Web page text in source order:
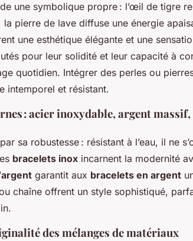
une symbolique propre : l’œil de tigre
pierre de lave diffuse une énergie
une esthétique élégante et une
pour leur solidité et leur capacité à
quotidien. Intégrer des perles ou
intemporel et résistant.
: acier inoxydable, argent
sa robustesse : résistant à l’eau, il ne
bracelets inox incarnent la modernité
argent garantit aux bracelets en argent
chaîne offrent un style sophistiqué,
des mélanges de matériaux